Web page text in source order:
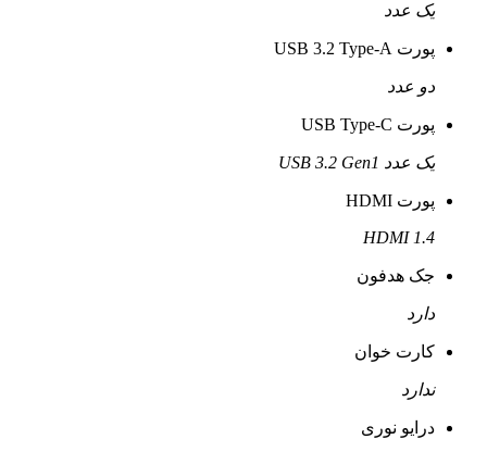
یک عدد
پورت USB 3.2 Type-A
دو عدد
پورت USB Type-C
یک عدد USB 3.2 Gen1
پورت HDMI
HDMI 1.4
جک هدفون
دارد
کارت خوان
ندارد
درایو نوری